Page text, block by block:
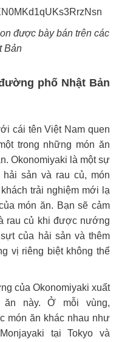
được bày bán trên các
Bản
phố Nhật Bản
cái tên Việt Nam quen
trong những món ăn
Okonomiyaki là một sự
sản và rau củ, món
trải nghiệm mới lạ
món ăn. Bạn sẽ cảm
rau củ khi được nướng
của hải sản và thêm
vị riêng biệt không thể
của Okonomiyaki xuất
này. Ở mỗi vùng,
món ăn khác nhau như
tại Tokyo và